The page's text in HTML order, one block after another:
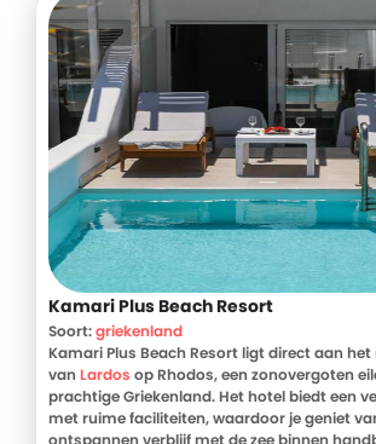
Kamari Plus Beach Resort
Soort:griekenland
Kamari Plus Beach Resort ligt direct aan
vanLardos op Rhodos, een zonovergoten
prachtige Griekenland. Het hotel biedt een
met ruime faciliteiten, waardoor je geniet
ontspannen verblijf met de zee binnen